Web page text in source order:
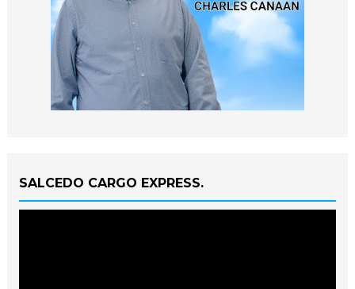
SALCEDO CARGO EXPRESS.